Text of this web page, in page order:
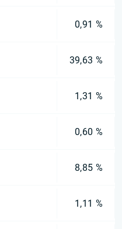
0,91 %
39,63 %
1,31 %
0,60 %
8,85 %
1,11 %